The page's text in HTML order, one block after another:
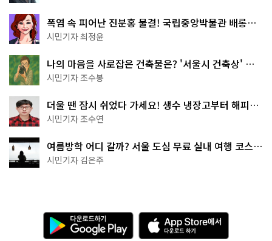
폭염 속 피어난 진분홍 물결! 국립중앙박물관 배롱나
무 명소
시민기자 최정윤
나의 마음을 사로잡은 건축물은? '서울시 건축상' 수
상작 공개!
시민기자 조수봉
더울 땐 잠시 쉬었다 가세요! 생수 냉장고부터 해피소
·무더위쉼터까지
시민기자 조수연
여름방학 어디 갈까? 서울 도심 무료 실내 여행 코스
추천
시민기자 김은주
다
운
로
A
p
p